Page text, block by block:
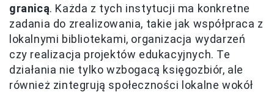
granicą. Każda z tych instytucji ma konkretne
zadania do zrealizowania, takie jak współpraca z
lokalnymi bibliotekami, organizacja wydarzeń
czy realizacja projektów edukacyjnych. Te
działania nie tylko wzbogacą księgozbiór, ale
również zintegrują społeczności lokalne wokół